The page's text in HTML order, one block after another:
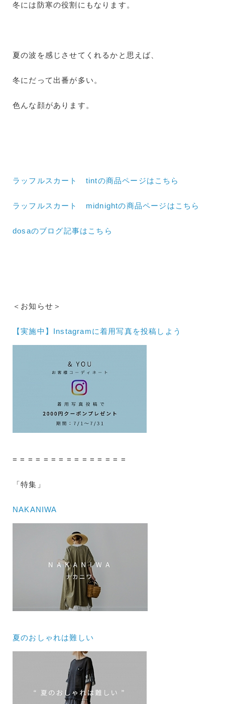
冬には防寒の役割にもなります。
夏の波を感じさせてくれるかと思えば、
冬にだって出番が多い。
色んな顔があります。
ラッフルスカート tintの商品ページはこちら
ラッフルスカート midnightの商品ページはこちら
dosaのブログ記事はこちら
＜お知らせ＞
【実施中】Instagramに着用写真を投稿しよう
= = = = = = = = = = = = = = =
「特集」
NAKANIWA
夏のおしゃれは難しい